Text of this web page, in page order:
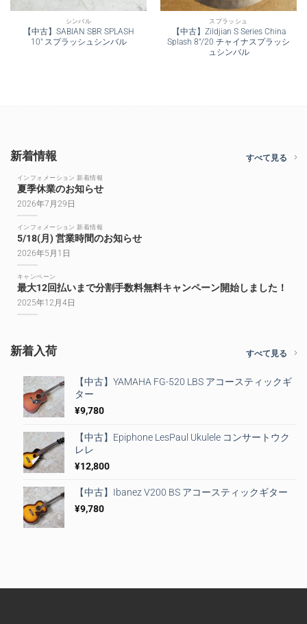
シンバル
【中古】SABIAN SBR SPLASH
10″ スプラッシュシンバル
スプラッシュ
【中古】Zildjian S Series China
Splash 8″/20 チャイナスプラッシ
ュシンバル
新着情報 すべて見る
インフォメーション 新着情報
夏季休業のお知らせ
2026年7月29日
インフォメーション 新着情報
5/18(月) 営業時間のお知らせ
2026年5月1日
キャンペーン
最大12回払いまで分割手数料無料キャンペーン開始しました！
2025年12月4日
新着入荷 すべて見る
【中古】YAMAHA FG-520 LBS アコースティックギ
ター
¥9,780
【中古】Epiphone LesPaul Ukulele コンサートウク
レレ
¥12,800
【中古】Ibanez V200 BS アコースティックギター
¥9,780